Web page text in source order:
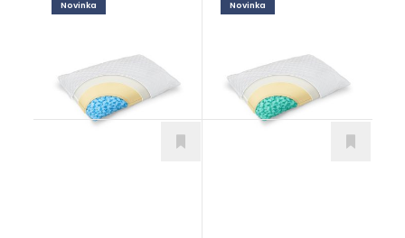
Novinka Novinka